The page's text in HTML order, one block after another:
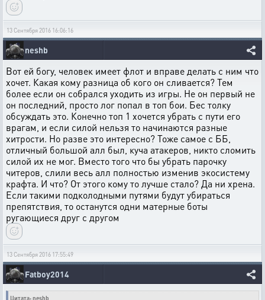
13 Сентября 2016 16:06:16
neshb
Вот ей богу, человек имеет флот и вправе делать с ним что
хочет. Какая кому разница об кого он сливается? Тем
более если он собрался уходить из игры. Не он первый не
он последний, просто лог попал в топ бои. Бес толку
обсуждать это. Конечно топ 1 хочется убрать с пути его
врагам, и если силой нельзя то начинаются разные
хитрости. Но разве это интересно? Тоже самое с ББ,
отличный большой алл был, куча атакеров, никто сломить
силой их не мог. Вместо того что бы убрать парочку
читеров, слили весь алл полностью изменив экосистему
крафта. И что? От этого кому то лучше стало? Да ни хрена.
Если такими подколодными путями будут убираться
препятствия, то останутся одни матерные боты
ругающиеся друг с другом
13 Сентября 2016 17:55:49
Fatboy2014
Цитата: neshb